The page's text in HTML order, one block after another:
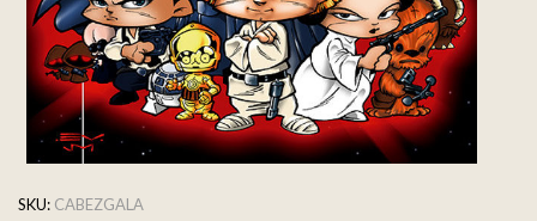
SKU: CABEZGALA